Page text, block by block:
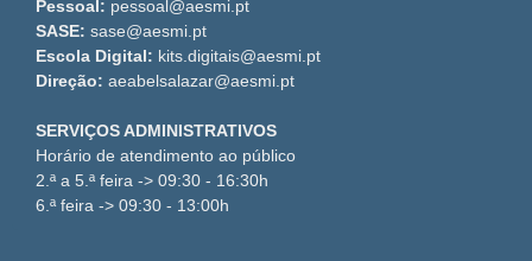
Pessoal: pessoal@aesmi.pt
SASE: sase@aesmi.pt
Escola Digital: kits.digitais@aesmi.pt
Direção: aeabelsalazar@aesmi.pt
SERVIÇOS ADMINISTRATIVOS
Horário de atendimento ao público
2.ª a 5.ª feira -> 09:30 - 16:30h
6.ª feira -> 09:30 - 13:00h